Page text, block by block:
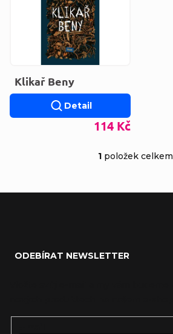
Klikař Beny
114 Kč
Detail
1 položek celkem
ODEBÍRAT NEWSLETTER